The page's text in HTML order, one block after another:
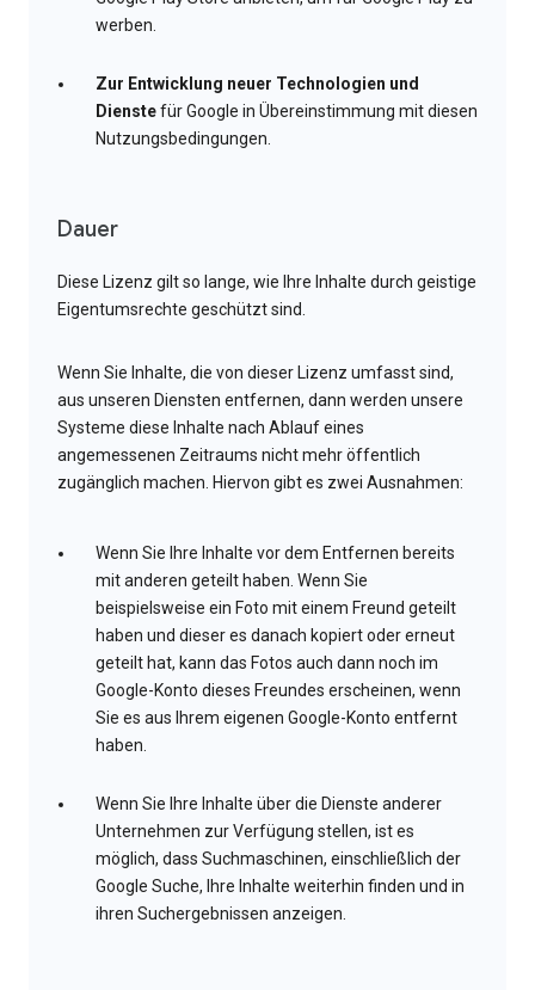
werben.
Zur Entwicklung neuer Technologien und
Dienstefür Google in Übereinstimmung mit diesen
Nutzungsbedingungen.
Dauer
Diese Lizenz gilt so lange, wie Ihre Inhalte durch geistige
Eigentumsrechte geschützt sind.
Wenn Sie Inhalte, die von dieser Lizenz umfasst sind,
aus unseren Diensten entfernen, dann werden unsere
Systeme diese Inhalte nach Ablauf eines
angemessenen Zeitraums nicht mehr öffentlich
zugänglich machen. Hiervon gibt es zwei Ausnahmen:
Wenn Sie Ihre Inhalte vor dem Entfernen bereits
mit anderen geteilt haben. Wenn Sie
beispielsweise ein Foto mit einem Freund geteilt
haben und dieser es danach kopiert oder erneut
geteilt hat, kann das Fotos auch dann noch im
Google-Konto dieses Freundes erscheinen, wenn
Sie es aus Ihrem eigenen Google-Konto entfernt
haben.
Wenn Sie Ihre Inhalte über die Dienste anderer
Unternehmen zur Verfügung stellen, ist es
möglich, dass Suchmaschinen, einschließlich der
Google Suche, Ihre Inhalte weiterhin finden und in
ihren Suchergebnissen anzeigen.